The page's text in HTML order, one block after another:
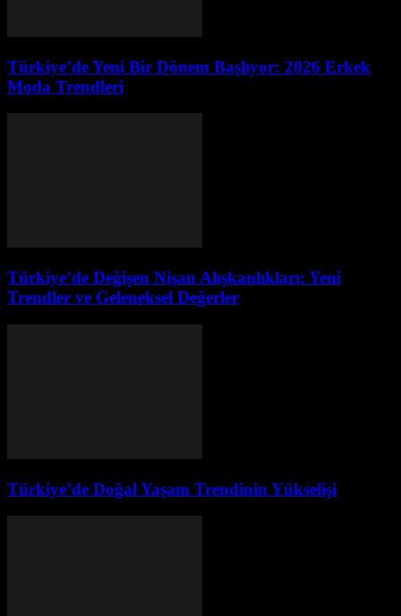
Türkiye’de Yeni Bir Dönem Başlıyor: 2026 Erkek
Moda Trendleri
Türkiye’de Değişen Nişan Alışkanlıkları: Yeni
Trendler ve Geleneksel Değerler
Türkiye’de Doğal Yaşam Trendinin Yükselişi